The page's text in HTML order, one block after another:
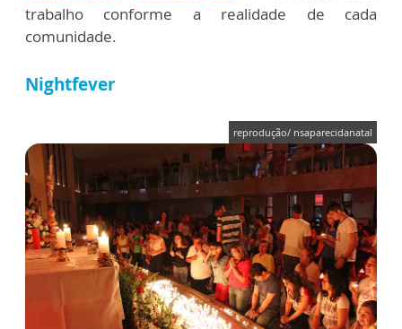
trabalho conforme a realidade de cada
comunidade.
Nightfever
reprodução/ nsaparecidanatal